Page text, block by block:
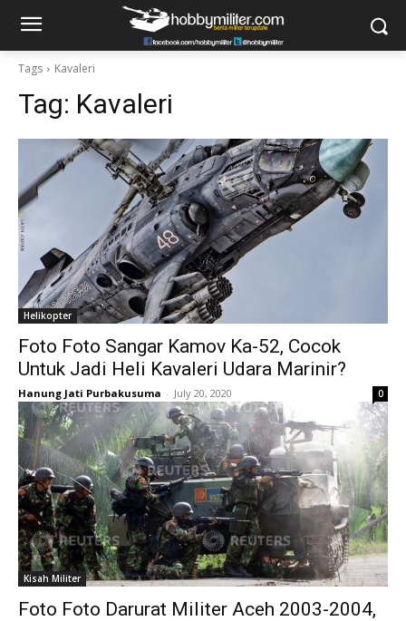
Tags Kavaleri
Tag: Kavaleri
Helikopter
Foto Foto Sangar Kamov Ka-52, Cocok
Untuk Jadi Heli Kavaleri Udara Marinir?
Hanung Jati Purbakusuma - July 20, 2020 0
Kisah Militer
Foto Foto Darurat Militer Aceh 2003-2004,